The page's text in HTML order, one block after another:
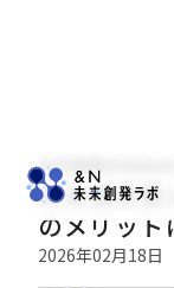
木内登英の
対米投資
のメリット
2026年02月18日